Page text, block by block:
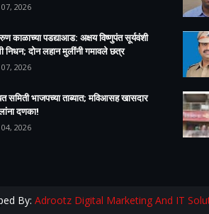
2026
काळाच्या पडद्याआड: अक्षय विष्णुपंत सूर्यवंशी
निधन; दोन लहान मुलींनी गमावले छत्र
2026
समिती भाजपच्या ताब्यात; मविआसह खासदार
दणका!
2026
By: Adrootz Digital Marketing And IT